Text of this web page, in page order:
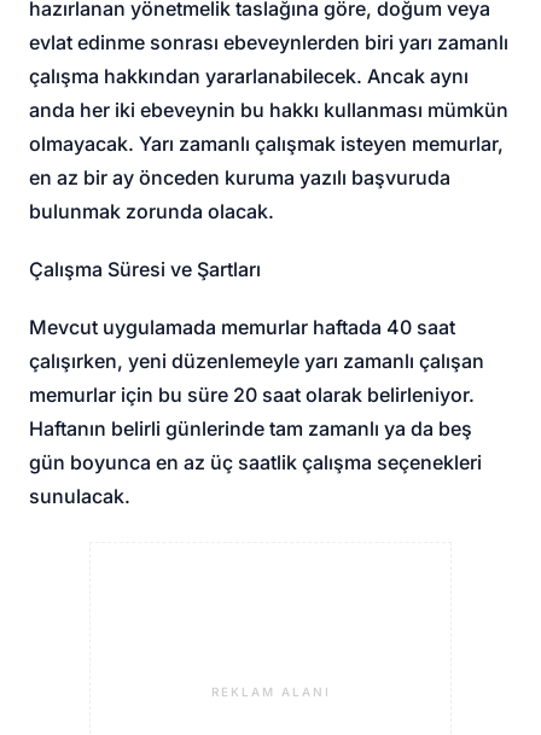
hazırlanan yönetmelik taslağına göre, doğum veya
evlat edinme sonrası ebeveynlerden biri yarı zamanlı
çalışma hakkından yararlanabilecek. Ancak aynı
anda her iki ebeveynin bu hakkı kullanması mümkün
olmayacak. Yarı zamanlı çalışmak isteyen memurlar,
en az bir ay önceden kuruma yazılı başvuruda
bulunmak zorunda olacak.
Çalışma Süresi ve Şartları
Mevcut uygulamada memurlar haftada 40 saat
çalışırken, yeni düzenlemeyle yarı zamanlı çalışan
memurlar için bu süre 20 saat olarak belirleniyor.
Haftanın belirli günlerinde tam zamanlı ya da beş
gün boyunca en az üç saatlik çalışma seçenekleri
sunulacak.
REKLAM ALANI